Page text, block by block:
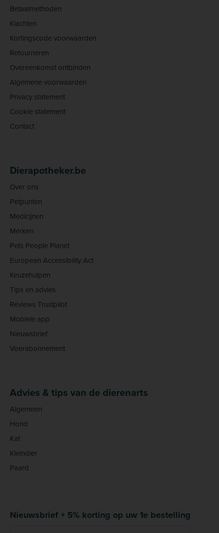
Betaalmethoden
Klachten
Kortingscode voorwaarden
Retourneren
Overeenkomst ontbinden
Algemene voorwaarden
Privacy statement
Cookie statement
Contact
Dierapotheker.be
Over ons
Petpunten
Medicijnen
Merken
Pets People Planet
European Accessibility Act
Keuzehulpen
Tips en advies
Reviews Trustpilot
Mobiele app
Nieuwsbrief
Voerabonnement
Advies & tips van de dierenarts
Algemeen
Hond
Kat
Kleindier
Paard
Nieuwsbrief + 5% korting op uw 1e bestelling